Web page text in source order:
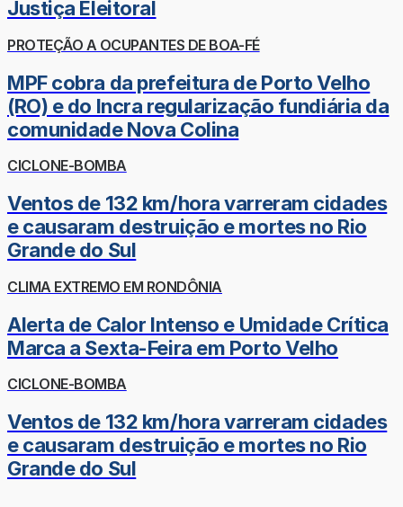
Justiça Eleitoral
PROTEÇÃO A OCUPANTES DE BOA-FÉ
MPF cobra da prefeitura de Porto Velho
(RO) e do Incra regularização fundiária da
comunidade Nova Colina
CICLONE-BOMBA
Ventos de 132 km/hora varreram cidades
e causaram destruição e mortes no Rio
Grande do Sul
CLIMA EXTREMO EM RONDÔNIA
Alerta de Calor Intenso e Umidade Crítica
Marca a Sexta-Feira em Porto Velho
CICLONE-BOMBA
Ventos de 132 km/hora varreram cidades
e causaram destruição e mortes no Rio
Grande do Sul